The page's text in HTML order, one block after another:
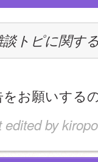
談トピに関す
をお願いする
edited by